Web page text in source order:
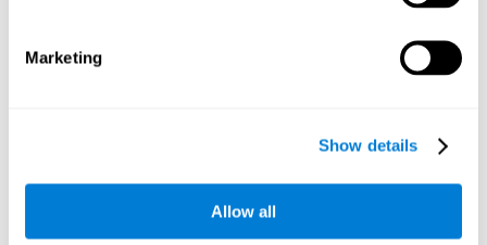
Marketing
Show details
Allow all
يوفّر الدماغ الوسائل بحذف الاتصالات غير المستخدمة. إن لم نستخدم